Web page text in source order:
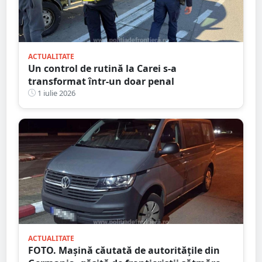
ACTUALITATE
Un control de rutină la Carei s-a
transformat într-un doar penal
1 iulie 2026
ACTUALITATE
FOTO. Mașină căutată de autoritățile din